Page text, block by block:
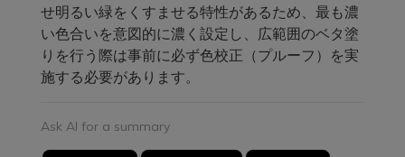
せ明るい緑をくすませる特性があるため、最も濃
い色合いを意図的に濃く設定し、広範囲のベタ塗
りを行う際は事前に必ず色校正（プルーフ）を実
施する必要があります。
Ask AI for a summary